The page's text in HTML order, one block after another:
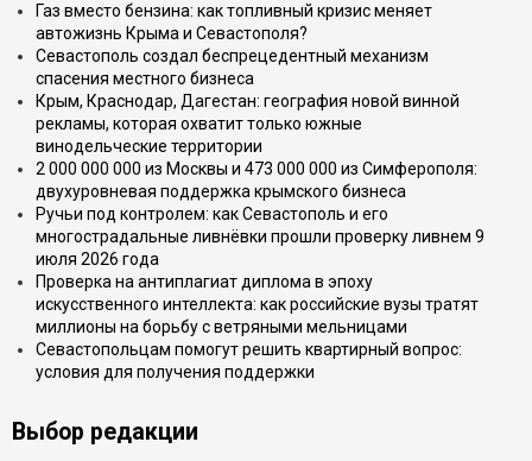
Газ вместо бензина: как топливный кризис меняет
автожизнь Крыма и Севастополя?
Севастополь создал беспрецедентный механизм
спасения местного бизнеса
Крым, Краснодар, Дагестан: география новой винной
рекламы, которая охватит только южные
винодельческие территории
2 000 000 000 из Москвы и 473 000 000 из Симферополя:
двухуровневая поддержка крымского бизнеса
Ручьи под контролем: как Севастополь и его
многострадальные ливнёвки прошли проверку ливнем 9
июля 2026 года
Проверка на антиплагиат диплома в эпоху
искусственного интеллекта: как российские вузы тратят
миллионы на борьбу с ветряными мельницами
Севастопольцам помогут решить квартирный вопрос:
условия для получения поддержки
Выбор редакции